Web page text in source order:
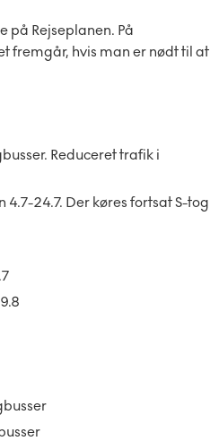
Rejseplanen. På
fremgår, hvis man er nødt til at
Reduceret trafik i
24.7. Der køres fortsat S-tog